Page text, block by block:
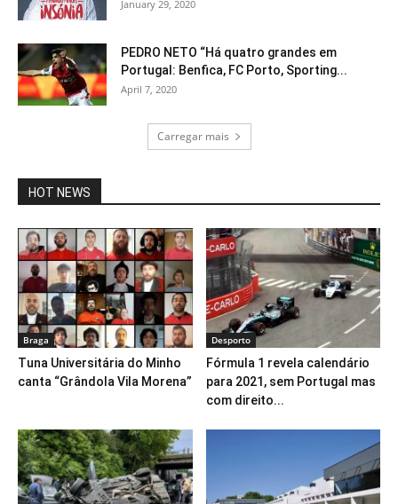
January 29, 2020
PEDRO NETO “Há quatro grandes em
Portugal: Benfica, FC Porto, Sporting...
April 7, 2020
Carregar mais
HOT NEWS
Braga
Tuna Universitária do Minho
canta “Grândola Vila Morena”
Desporto
Fórmula 1 revela calendário
para 2021, sem Portugal mas
com direito...